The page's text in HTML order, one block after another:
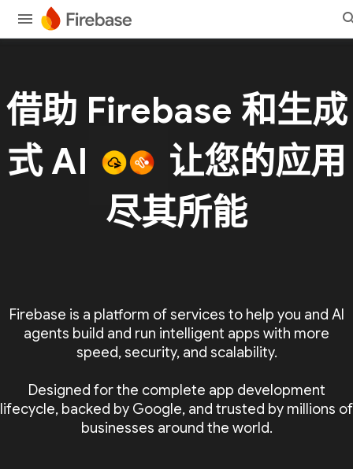
借助 Firebase 和生成
式 AI
让您的应用
尽其所能
Firebase is a platform of services to help you and AI
agents build and run intelligent apps with more
speed, security, and scalability.
Designed for the complete app development
lifecycle, backed by Google, and trusted by millions of
businesses around the world.